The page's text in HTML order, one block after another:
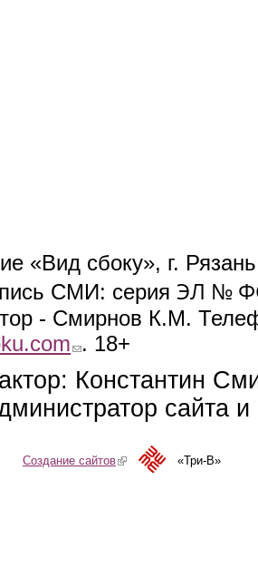
«Вид сбоку», г.
СМИ: серия ЭЛ №
- Смирнов К.М.
(link sends e-mail)
. 18+
Константин
сайта
Создание сайтов(link is external)«Три-В»